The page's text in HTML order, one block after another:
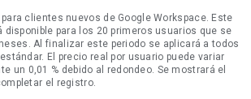
clientes nuevos de Google Workspace. Este
para los 20 primeros usuarios que se
Al finalizar este periodo se aplicará a todos
El precio real por usuario puede variar
un 0,01 % debido al redondeo. Se mostrará el
el registro.